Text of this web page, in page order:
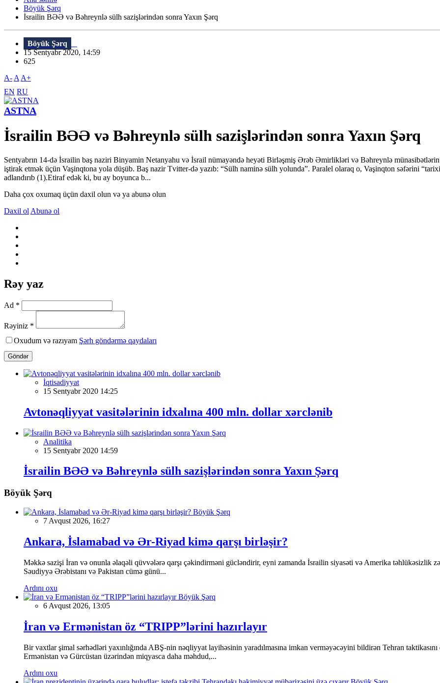
Böyük Şərq
İsrailin BƏƏ və Bəhreynlə sülh sazişlərindən sonra Yaxın Şərq
Böyük Şərq
15 Sentyabr 2020, 14:59
625
A- A A+
EN RU
ASTNA
İsrailin BƏƏ və Bəhreynlə sülh sazişlərindən sonra Yaxın Şərq
Sentyabrın 14-də İsrailin baş naziri Binyamin Netanyahu və İsrail nümayəndə heyəti Birləşmiş Ərəb Əmirlikləri və Bəhreynlə münasibətlərin
iştirak etmək üçün Vaşinqtona yola düşüb. Baş nazir Tvitter-də yazıb: “Sülh naminə sülh yolunda”. Paralel olaraq o, Vaşinqton səfərini
adlandırıb (1).Etiraf edək ki, bu ay boyunca b...
Daha çox oxumaq üçün daxil olun və ya abunə olun
Daxil ol Abunə ol
Rəy yaz
Ad *
Rəyiniz *
Oxudum və razıyam Şərh göndərmə qaydaları
Göndər
İqtisadiyyat
15 Sentyabr 2020 14:25
Avtonəqliyyat vasitələrinin idxalına 400 mln. dollar xərclənib
Analitika
15 Sentyabr 2020 14:59
İsrailin BƏƏ və Bəhreynlə sülh sazişlərindən sonra Yaxın Şərq
Böyük Şərq
Böyük Şərq
7 Avqust 2026, 16:27
Ankara, İslamabad və Ər-Riyad kimə qarşı birləşir?
Məkkə sazişi İran və onunla əlaqəli qüvvələrə qarşı çəkindirməni gücləndirir, eyni zamanda İsrailin siyasəti və Amerika təhlükəsizlik
Səudiyyə Ərəbistanı və Pakistan cümə günü...
Ardını oxu
Böyük Şərq
6 Avqust 2026, 13:05
İran və Ermənistan öz “TRIPP”lərini hazırlayır
Bir vaxtlar şimal sərhədləri yaxınlığında ABŞ-nin nəqliyyat layihəsinin yaradılmasına imkan verməyəcəyini bildirən Tehran
Ermənistan və Gürcüstan üzərindən miqyasca daha məhdud,...
Ardını oxu